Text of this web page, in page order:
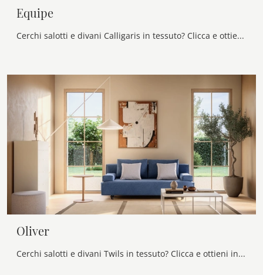
Equipe
Cerchi salotti e divani Calligaris in tessuto? Clicca e ottieni informazioni sul modello Equipe per spazi moderni.
Oliver
Cerchi salotti e divani Twils in tessuto? Clicca e ottieni informazioni sul modello Oliver per spazi moderni.